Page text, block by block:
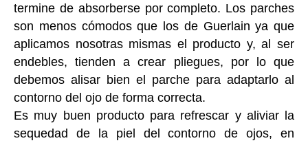
termine de absorberse por completo. Los parches
son menos cómodos que los de Guerlain ya que
aplicamos nosotras mismas el producto y, al ser
endebles, tienden a crear pliegues, por lo que
debemos alisar bien el parche para adaptarlo al
contorno del ojo de forma correcta.
Es muy buen producto para refrescar y aliviar la
sequedad de la piel del contorno de ojos, en